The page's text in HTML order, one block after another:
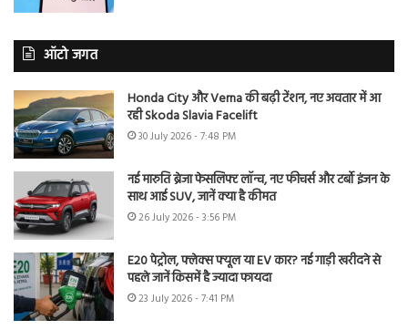
ऑटो जगत
Honda City और Verna की बढ़ी टेंशन, नए अवतार में आ
रही Skoda Slavia Facelift
30 July 2026 - 7:48 PM
नई मारुति ब्रेजा फेसलिफ्ट लॉन्च, नए फीचर्स और टर्बो इंजन के
साथ आई SUV, जानें क्या है कीमत
26 July 2026 - 3:56 PM
E20 पेट्रोल, फ्लेक्स फ्यूल या EV कार? नई गाड़ी खरीदने से
पहले जानें किसमें है ज्यादा फायदा
23 July 2026 - 7:41 PM